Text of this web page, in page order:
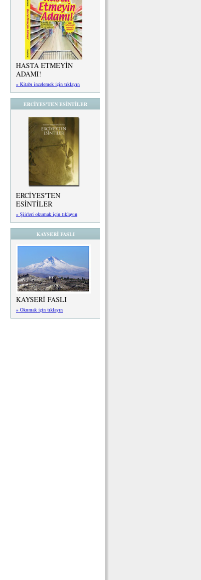
HASTA ETMEYİN
ADAMI!
» Kitabı incelemek için tıklayın
ERCİYES'TEN ESİNTİLER
ERCİYES'TEN
ESİNTİLER
» Şiirleri okumak için tıklayın
KAYSERİ FASLI
KAYSERİ FASLI
» Okumak için tıklayın